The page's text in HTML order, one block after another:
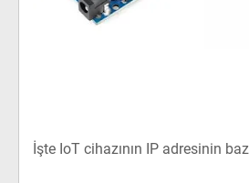
İşte IoT cihazının IP adresinin